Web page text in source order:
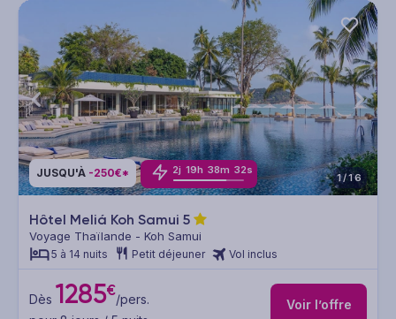
JUSQU'À -250€* 2j 19h 38m 30s
1/16
Hôtel Meliá Koh Samui 5
Voyage Thaïlande - Koh Samui
5 à 14 nuits Petit déjeuner Vol inclus
Dès 1285€/pers.
Voir l’offre